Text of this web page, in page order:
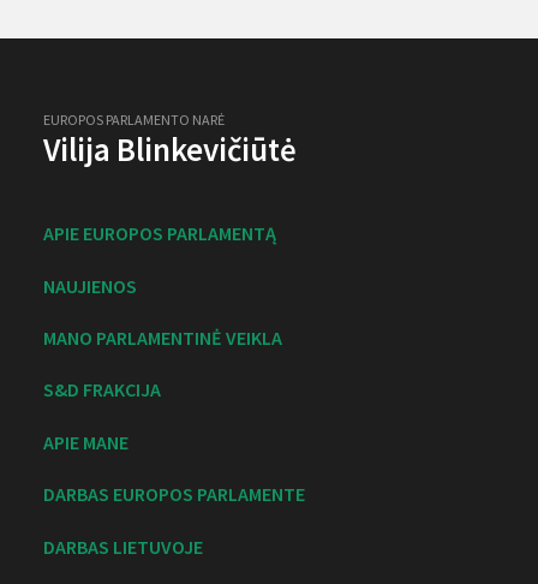
EUROPOS PARLAMENTO NARĖ
Vilija Blinkevičiūtė
APIE EUROPOS PARLAMENTĄ
NAUJIENOS
MANO PARLAMENTINĖ VEIKLA
S&D FRAKCIJA
APIE MANE
DARBAS EUROPOS PARLAMENTE
DARBAS LIETUVOJE